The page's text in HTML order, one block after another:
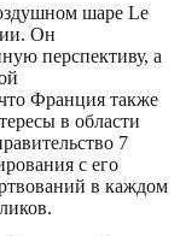
шаре Le
Он
перспективу, а
Франция также
в области
7
с его
в каждом